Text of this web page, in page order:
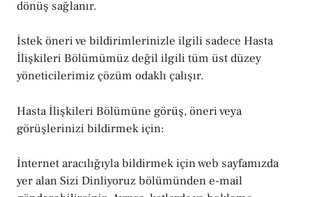
dönüş sağlanır.
İstek öneri ve bildirimlerinizle ilgili sadece Hasta
İlişkileri Bölümümüz değil ilgili tüm üst düzey
yöneticilerimiz çözüm odaklı çalışır.
Hasta İlişkileri Bölümüne görüş, öneri veya
görüşlerinizi bildirmek için:
İnternet aracılığıyla bildirmek için web sayfamızda
yer alan Sizi Dinliyoruz bölümünden e-mail